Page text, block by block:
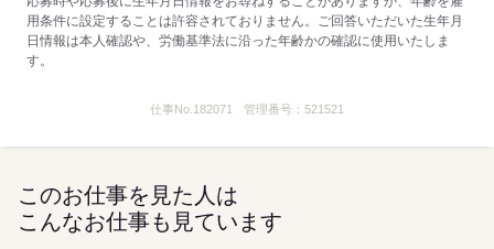
用条件に設定することは許容されておりません。ご回答いただいた生年月
日情報は本人確認や、労働基準法に沿った年齢かの確認に使用いたしま
す。
仕事No. 182071 管理番号： 521521
このお仕事を見た人は
こんなお仕事も見ています